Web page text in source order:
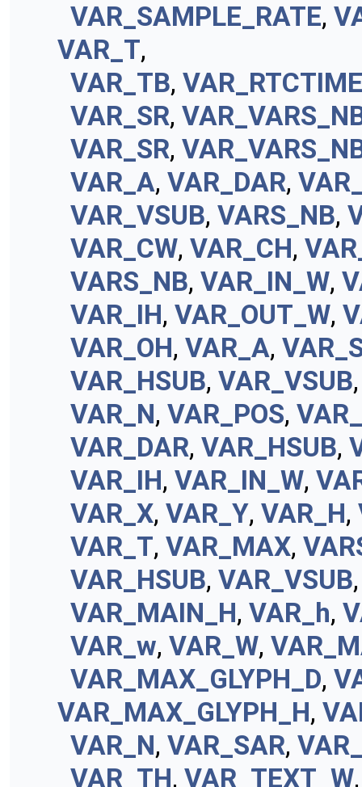
VAR_SAMPLE_RATE,
VAR_T,
VAR_TB, VAR_RTCTIME
VAR_SR,
VAR_SR,
VAR_A, VAR_DAR,
VAR_VSUB, VARS_NB,
VAR_CW, VAR_CH,
VARS_NB, VAR_IN_W,
VAR_IH, VAR_OUT_W,
VAR_OH, VAR_A,
VAR_HSUB, VAR_VSUB
VAR_N, VAR_POS,
VAR_DAR, VAR_HSUB,
VAR_IH, VAR_IN_W,
VAR_X, VAR_Y, VAR_H,
VAR_T, VAR_MAX,
VAR_HSUB, VAR_VSUB
VAR_MAIN_H, VAR_h,
VAR_w, VAR_W,
VAR_MAX_GLYPH_D,
VAR_MAX_GLYPH_H,
VAR_N, VAR_SAR,
VAR_TH, VAR_TEXT_W